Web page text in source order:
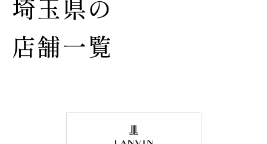
埼玉県の
店舗一覧